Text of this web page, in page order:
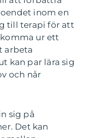
inom en
till terapi för att
ur ett
arbeta
kan par lära sig
och når
sig på
Det kan